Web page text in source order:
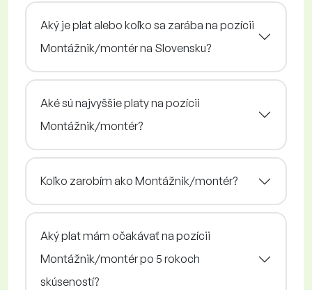
Aký je plat alebo koľko sa zarába na pozícii
Montážnik/montér na Slovensku?
Aké sú najvyššie platy na pozícii
Montážnik/montér?
Koľko zarobím ako Montážnik/montér?
Aký plat mám očakávať na pozícii
Montážnik/montér po 5 rokoch
skúseností?